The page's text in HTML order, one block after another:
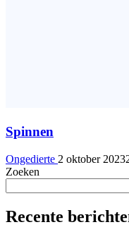
Spinnen
Ongedierte 2 oktober 2023
Zoeken
Recente